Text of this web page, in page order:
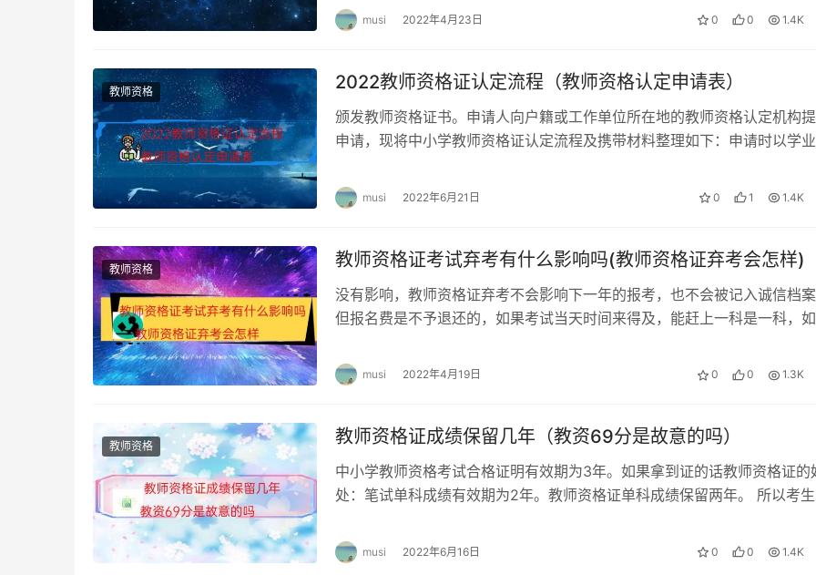
上缴费，并确认缴费成功即为完成报名。 教师资…
musi 2022年4月23日 0 0 1.4K
教师资格 2022教师资格证认定流程（教师资格认定申请表）
颁发教师资格证书。申请人向户籍或工作单位所在地的教师资格认定机构
申请，现将中小学教师资格证认定流程及携带材料整理如下：申请时以学业
musi 2022年6月21日 0 1 1.4K
教师资格 教师资格证考试弃考有什么影响吗(教师资格证弃考会怎样)
没有影响，教师资格证弃考不会影响下一年的报考，也不会被记入诚信档案
但报名费是不予退还的，如果考试当天时间来得及，能赶上一科是一科，如
musi 2022年4月19日 0 0 1.3K
教师资格 教师资格证成绩保留几年（教资69分是故意的吗）
中小学教师资格考试合格证明有效期为3年。如果拿到证的话教师资格证的
处：笔试单科成绩有效期为2年。教师资格证单科成绩保留两年。 所以考生
musi 2022年6月16日 0 0 1.4K